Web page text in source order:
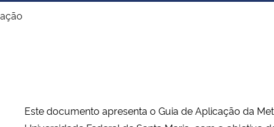
Este documento apresenta o Guia de Aplicação da